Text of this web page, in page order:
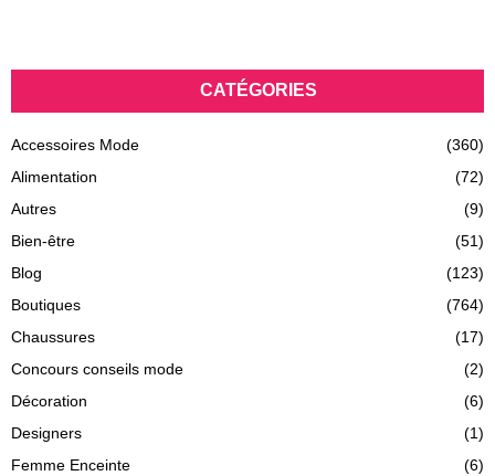
CATÉGORIES
Accessoires Mode
(360)
Alimentation
(72)
Autres
(9)
Bien-être
(51)
Blog
(123)
Boutiques
(764)
Chaussures
(17)
Concours conseils mode
(2)
Décoration
(6)
Designers
(1)
Femme Enceinte
(6)